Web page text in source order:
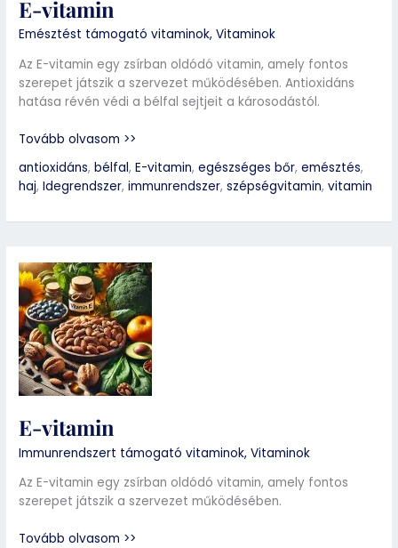
E-vitamin
Emésztést támogató vitaminok,Vitaminok
Az E-vitamin egy zsírban oldódó vitamin, amely fontos
szerepet játszik a szervezet működésében. Antioxidáns
hatása révén védi a bélfal sejtjeit a károsodástól.
Tovább olvasom >>
antioxidáns,bélfal,E-vitamin,egészséges bőr,emésztés,
haj,Idegrendszer,immunrendszer,szépségvitamin,vitamin
E-vitamin
Immunrendszert támogató vitaminok,Vitaminok
Az E-vitamin egy zsírban oldódó vitamin, amely fontos
szerepet játszik a szervezet működésében.
E-
vitamin
Tovább olvasom >>